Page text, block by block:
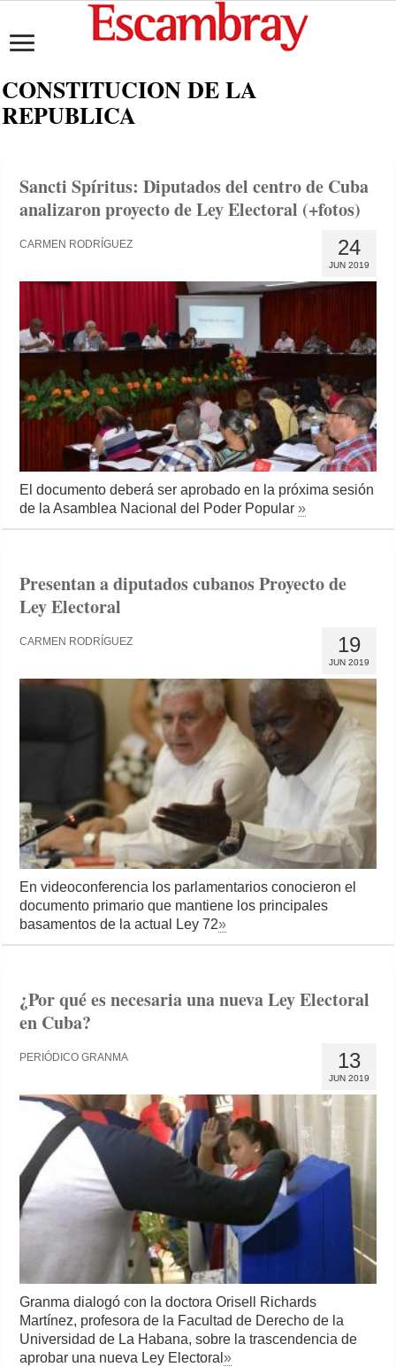
CONSTITUCION DE LA
REPUBLICA
Sancti Spíritus: Diputados del centro de Cuba
analizaron proyecto de Ley Electoral (+fotos)
24
JUN 2019
CARMEN RODRÍGUEZ
El documento deberá ser aprobado en la próxima sesión
de la Asamblea Nacional del Poder Popular»
Presentan a diputados cubanos Proyecto de
Ley Electoral
19
JUN 2019
CARMEN RODRÍGUEZ
En videoconferencia los parlamentarios conocieron el
documento primario que mantiene los principales
basamentos de la actual Ley 72»
¿Por qué es necesaria una nueva Ley Electoral
en Cuba?
13
JUN 2019
PERIÓDICO GRANMA
Granma dialogó con la doctora Orisell Richards
Martínez, profesora de la Facultad de Derecho de la
Universidad de La Habana, sobre la trascendencia de
aprobar una nueva Ley Electoral»